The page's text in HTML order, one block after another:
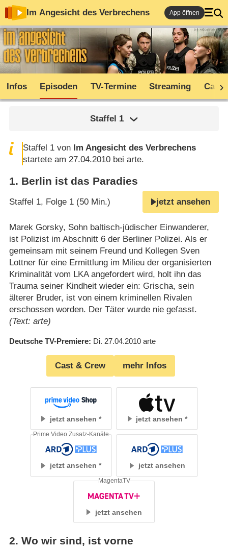
Im Angesicht des Verbrechens App öffnen
Infos Episoden TV-Termine Streaming Cast
Staffel 1
Staffel 1 von Im Angesicht des Verbrechens
startete am 27.04.2010 bei arte.
1. Berlin ist das Paradies
Staffel 1, Folge 1 (50 Min.) jetzt ansehen
Marek Gorsky, Sohn baltisch-jüdischer Einwanderer,
ist Polizist im Abschnitt 6 der Berliner Polizei. Als er
gemeinsam mit seinem Freund und Kollegen Sven
Lottner für eine Ermittlung im Milieu der organisierten
Kriminalität vom LKA angefordert wird, holt ihn das
Trauma seiner Kindheit wieder ein: Grischa, sein
älterer Bruder, ist von einem kriminellen Rivalen
erschossen worden. Der Täter wurde nie gefasst.
(Text: arte)
Deutsche TV-Premiere Di. 27.04.2010 arte
Cast & Crew mehr Infos
jetzt ansehen jetzt ansehen
jetzt ansehen
Prime Video Zusatz-Kanäle
jetzt ansehen
jetzt ansehen
MagentaTV
2. Wo wir sind, ist vorne